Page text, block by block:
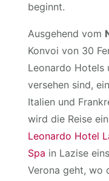
beginnt.
Ausgehend vom
Konvoi von 30
Leonardo Hotels
versehen sind,
Italien und
wird die Reise
Leonardo Hotel
Spa in Lazise
Verona geht, wo